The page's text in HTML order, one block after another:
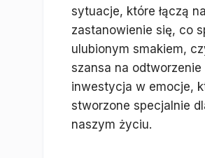
sytuacje, które łączą
zastanowienie się, co
ulubionym smakiem,
szansa na
inwestycja w emocje,
stworzone specjalnie
naszym życiu.